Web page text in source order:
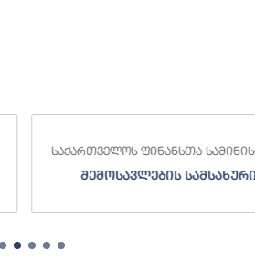
საქართველოს ფინანსთა
სახელმწიფო ხაზინა